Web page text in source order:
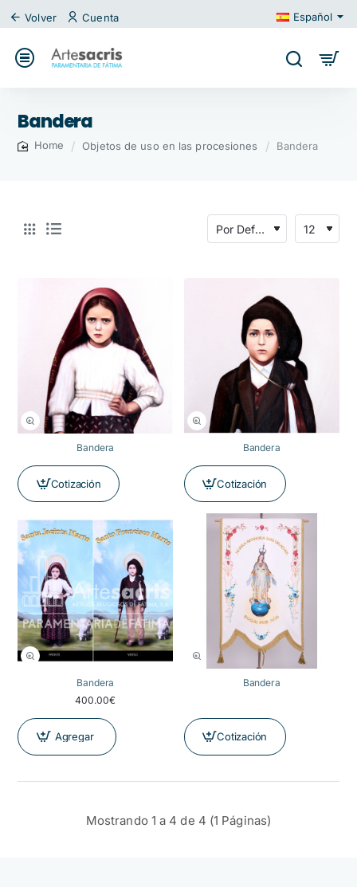
Volver Cuenta Español
Bandera
Objetos de uso en las procesiones Bandera
Bandera
Cotización
Bandera
Cotización
Bandera
400.00€
Agregar
Bandera
Cotización
Mostrando 1 a 4 de 4 (1 Páginas)